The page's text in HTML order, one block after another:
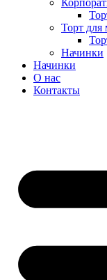
Торт
Начинки
Начинки
О нас
Контакты